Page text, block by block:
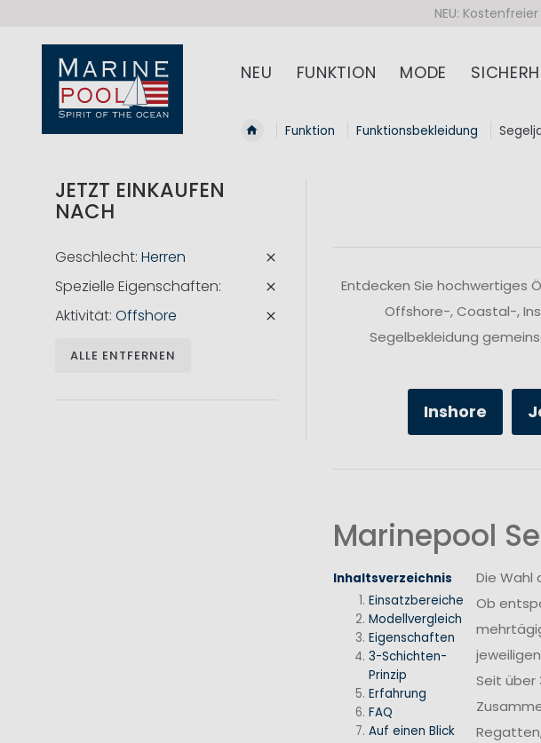
NEU:
NEU FUNKTION MODE
Funktion Funktionsbekleidung
Entdecken Sie hochwertiges
Offshore-, Coastal-,
Segelbekleidung
Inshore
Marinepool
Inhaltsverzeichnis
Einsatzbereiche
Modellvergleich
Eigenschaften
3-Schichten-
Prinzip
Erfahrung
FAQ
Auf einen Blick
Die Wahl
Ob
Seit über
JETZT EINKAUFEN
NACH
Geschlecht Herren
Spezielle Eigenschaften
Aktivität Offshore
ALLE ENTFERNEN